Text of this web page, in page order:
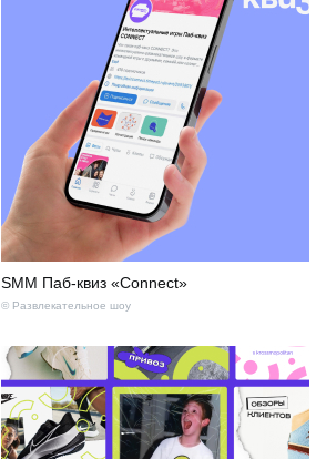
SMM Паб-квиз «Connect»
© Развлекательное шоу